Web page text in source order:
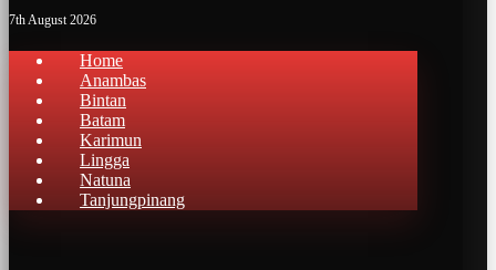
7th August 2026
Home
Anambas
Bintan
Batam
Karimun
Lingga
Natuna
Tanjungpinang